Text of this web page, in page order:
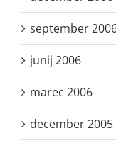
september
junij 2006
marec 2006
december 2005